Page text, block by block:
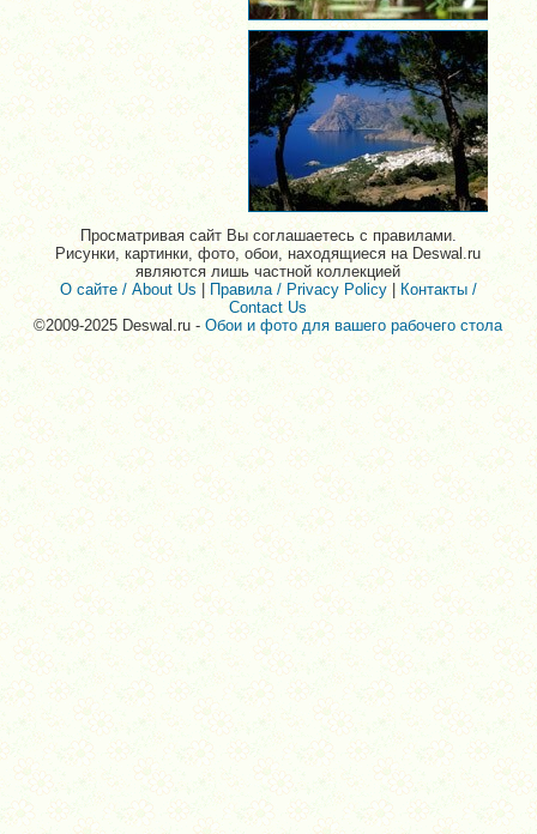
Просматривая сайт Вы соглашаетесь с правилами.
Рисунки, картинки, фото, обои, находящиеся на Deswal.ru
являются лишь частной коллекцией
О сайте / About Us |Правила / Privacy Policy| Контакты /
Contact Us
©2009-2025 Deswal.ru -Обои и фото для вашего рабочего стола